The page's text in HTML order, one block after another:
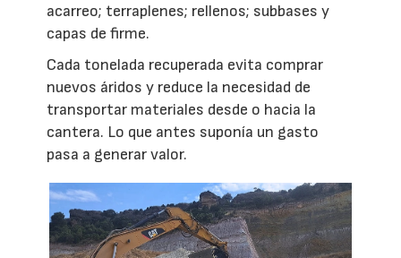
acarreo; terraplenes; rellenos; subbases y
capas de firme.
Cada tonelada recuperada evita comprar
nuevos áridos y reduce la necesidad de
transportar materiales desde o hacia la
cantera. Lo que antes suponía un gasto
pasa a generar valor.